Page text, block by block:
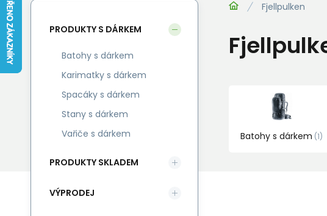
Fjellpulken
Batohy s dárkem 1
PRODUKTY S DÁRKEM
Batohy s dárkem
Karimatky s dárkem
Spacáky s dárkem
Stany s dárkem
Vařiče s dárkem
PRODUKTY SKLADEM
VÝPRODEJ